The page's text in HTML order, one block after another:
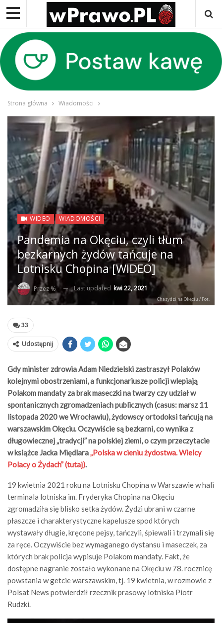
Strona główna Wiadomości
WIDEO WIADOMOŚCI
Pandemia na Okęciu, czyli tłum
bezkarnych żydów tańcuje na
Lotnisku Chopina [WIDEO]
Przez % Last updated kwi 22, 2021
Chasydzi na Okęciu / Fot.
33
Udostępnij
Gdy minister zdrowia Adam Niedzielski zastraszył Polaków
kolejnymi obostrzeniami, a funkcjonariusze policji wlepiają
Polakom mandaty za brak maseczki na twarzy czy udział w
spontanicznych zgromadzeniach publicznych (casus: marsz 11
listopada 2020 we Wrocławiu), żydowscy ortodoksi tańcują na
warszawskim Okęciu. Oczywiście są bezkarni, co wynika z
długowiecznej „tradycji” na polskiej ziemi, o czym przeczytacie
w książce Jacka Międlara„Polska w cieniu żydostwa. Wielcy
Polacy o Żydach” (tutaj).
19 kwietnia 2021 roku na Lotnisku Chopina w Warszawie w hali
terminala lotniska im. Fryderyka Chopina na Okęciu
zgromadziła się blisko setka żydów. Żydzi ubrani w czarne
płaszcze i charakterystyczne kapelusze spod których
wystawały długie, kręcone pejsy, tańczyli, śpiewali i trzymali się
za ręce. Oczywiście bez wymaganego dystansu i maseczek, za
których brak policja wypisuje Polakom mandaty. Fakt, że
dostępne nagranie zostało wykonane na Okęciu w 78. rocznicę
powstania w getcie warszawskim, tj. 19 kwietnia, w rozmowie z
Polsat News potwierdził rzecznik prasowy lotniska Piotr
Rudzki.